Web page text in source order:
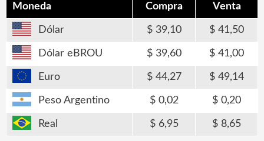
Moneda Compra Venta
Dólar 39,10 41,50
Dólar eBROU 39,60 41,00
Euro 44,27 49,14
Peso Argentino 0,02 0,20
Real 6,95 8,65